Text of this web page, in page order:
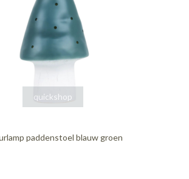
quickshop
paddenstoel blauw groen